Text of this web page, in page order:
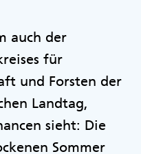
auch der
für
und Forsten der
Landtag,
sieht: Die
Sommer